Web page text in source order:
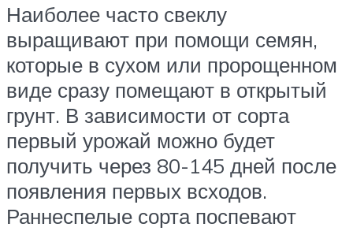
Наиболее часто свеклу
выращивают при помощи семян,
которые в сухом или пророщенном
виде сразу помещают в открытый
грунт. В зависимости от сорта
первый урожай можно будет
получить через 80-145 дней после
появления первых всходов.
Раннеспелые сорта поспевают